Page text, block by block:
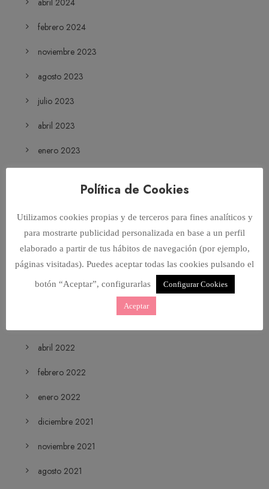
abril 2024
febrero 2024
noviembre 2023
agosto 2023
julio 2023
abril 2023
enero 2023
septiembre 2022
abril 2022
febrero 2022
enero 2022
diciembre 2021
noviembre 2021
agosto 2021
Política de Cookies
Utilizamos cookies propias y de terceros para fines analíticos y
para mostrarte publicidad personalizada en base a un perfil
elaborado a partir de tus hábitos de navegación (por ejemplo,
páginas visitadas). Puedes aceptar todas las cookies pulsando el
botón “Aceptar”, configurarlas Configurar Cookies
Aceptar